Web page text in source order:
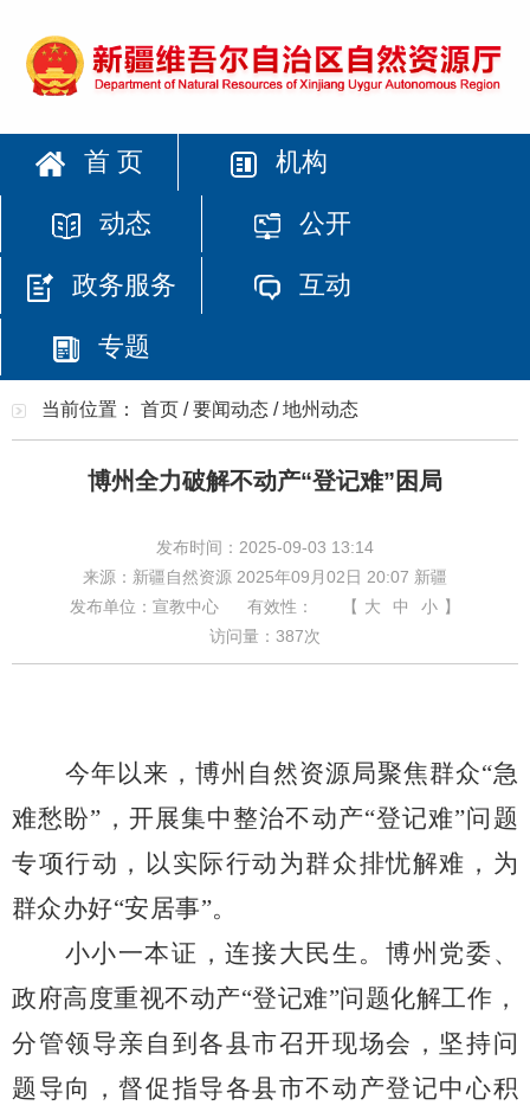
首 页 机构
动态 公开
政务服务 互动
专题
当前位置： 首页 /要闻动态 /地州动态
博州全力破解不动产“登记难”困局
发布时间：2025-09-03 13:14
来源：新疆自然资源 2025年09月02日 20:07 新疆
发布单位：宣教中心
有效性： 【 大 中 小 】
访问量： 387次
今年以来，博州自然资源局聚焦群众“急
难愁盼”，开展集中整治不动产“登记难”问题
专项行动，以实际行动为群众排忧解难，为
群众办好“安居事”。
小小一本证，连接大民生。博州党委、
政府高度重视不动产“登记难”问题化解工作，
分管领导亲自到各县市召开现场会，坚持问
题导向，督促指导各县市不动产登记中心积